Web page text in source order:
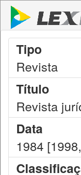
Tipo
Revista
Título
Revista
Data
1984